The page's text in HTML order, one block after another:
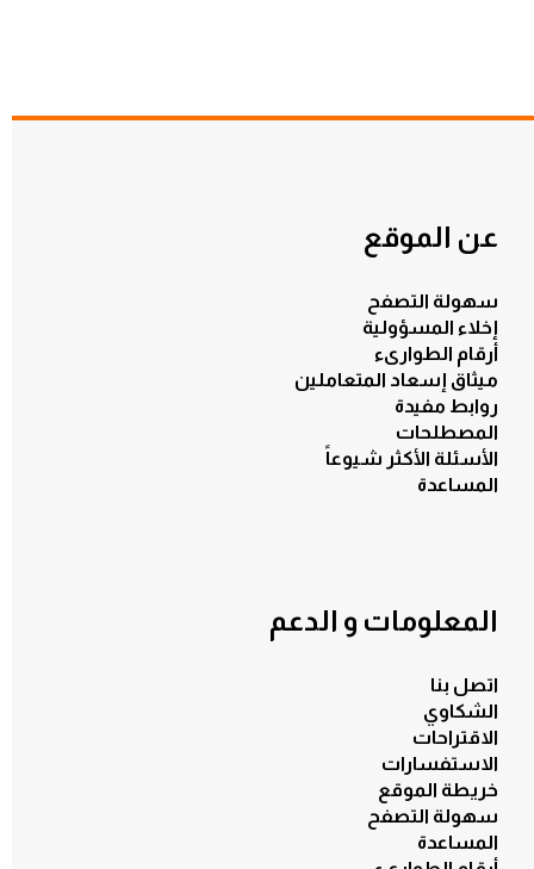
عن الموقع
سهولة التصفح
إخلاء المسؤولية
أرقام الطوارىء
ميثاق إسعاد المتعاملين
روابط مفيدة
المصطلحات
الأسئلة الأكثر شيوعاً
المساعدة
المعلومات و الدعم
اتصل بنا
الشكاوي
الاقتراحات
الاستفسارات
خريطة الموقع
سهولة التصفح
المساعدة